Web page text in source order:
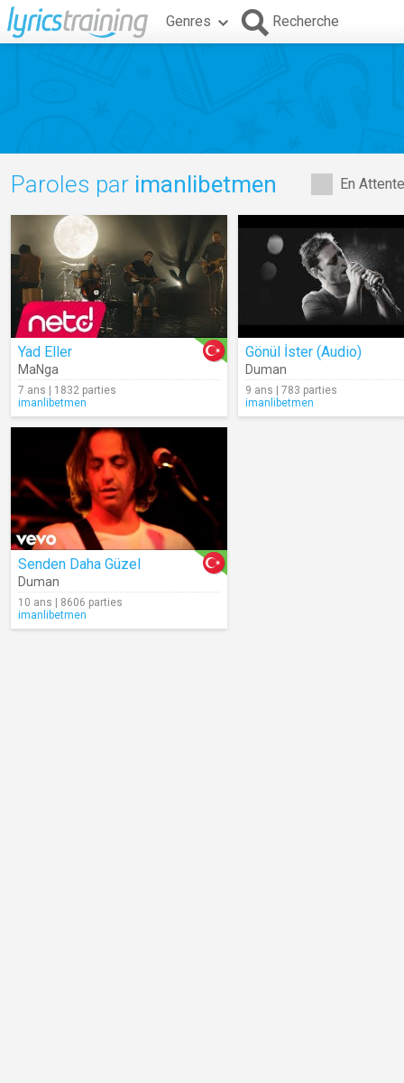
Genres Recherche
En
Paroles par imanlibetmen
Yad Eller
MaNga
7 ans | 1832 parties
imanlibetmen
Gönül İster (Audio)
Duman
9 ans | 783 parties
imanlibetmen
Senden Daha Güzel
Duman
10 ans | 8606 parties
imanlibetmen